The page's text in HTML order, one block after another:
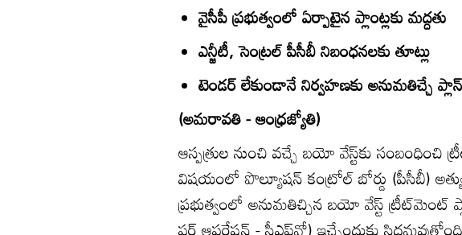
వైసీపీ ప్రభుత్వంలో ఏర్పాటైన ప్లాంట్లకు మద్దతు
ఎన్జీటీ, సెంట్రల్‌ పీసీబీ నిబంధనలకు తూట్లు
టెండర్‌ లేకుండానే నిర్వహణకు అనుమతిచ్చే ప్లాన్‌
(అమరావతి - ఆంధ్రజ్యోతి)
ఆస్పత్రుల నుంచి వచ్చే బయో వేస్ట్‌కు సంబంధించి
విషయంలో పొల్యూషన్‌ కంట్రోల్‌ బోర్డు (పీసీబీ)
ప్రభుత్వంలో అనుమతిచ్చిన బయో వేస్ట్‌ ట్రీట్‌మెంట్‌